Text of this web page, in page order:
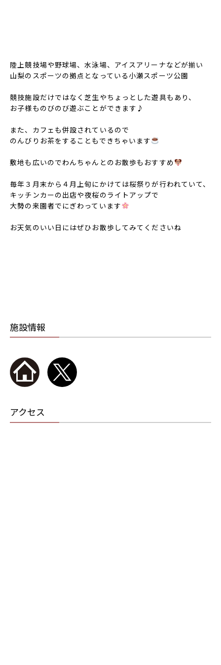
陸上競技場や野球場、水泳場、アイスアリーナなどが揃い
山梨のスポーツの拠点となっている小瀬スポーツ公園
競技施設だけではなく芝生やちょっとした遊具もあり、
お子様ものびのび遊ぶことができます♪
また、カフェも併設されているので
のんびりお茶をすることもできちゃいます
敷地も広いのでわんちゃんとのお散歩もおすすめ
毎年３月末から４月上旬にかけては桜祭りが行われていて、
キッチンカーの出店や夜桜のライトアップで
大勢の来園者でにぎわっています
お天気のいい日にはぜひお散歩してみてくださいね
施設情報
アクセス